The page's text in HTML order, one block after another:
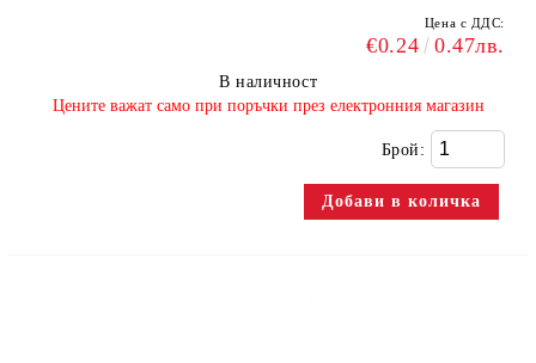
Цена с ДДС:
€0.24 0.47лв.
В наличност
​Цените важат само при поръчки през електронния магазин
Брой: